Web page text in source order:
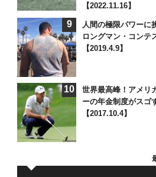
【2022.11.16】
9
人間の極限パワーに
ロングマン・コンテ
【2019.4.9】
10
世界最高峰！アメリ
ーの年金制度がスゴ
【2017.10.4】